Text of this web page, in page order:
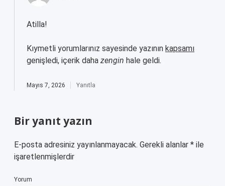
Atilla!
Kıymetli yorumlarınız sayesinde yazının kapsamı
genişledi, içerik daha zengin hale geldi.
Mayıs 7, 2026 Yanıtla
Bir yanıt yazın
E-posta adresiniz yayınlanmayacak. Gerekli alanlar * ile
işaretlenmişlerdir
Yorum